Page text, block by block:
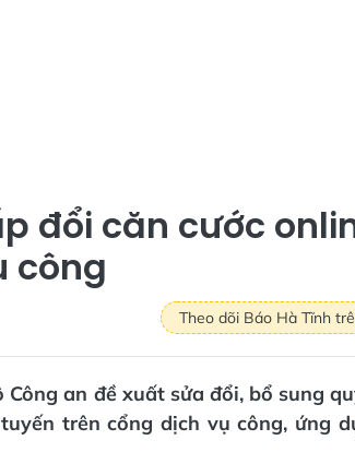
đổi căn cước
công
Theo dõi Báo Hà Tĩnh
an đề xuất sửa đổi, bổ sung
trên cổng dịch vụ công, ứng